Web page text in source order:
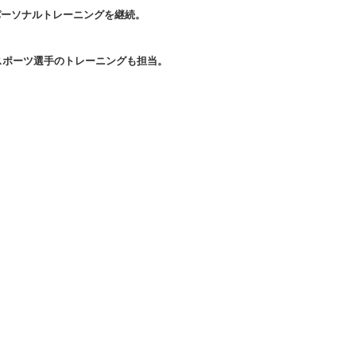
ソナルトレーニングを継続。
ーツ選手のトレーニングも担当。